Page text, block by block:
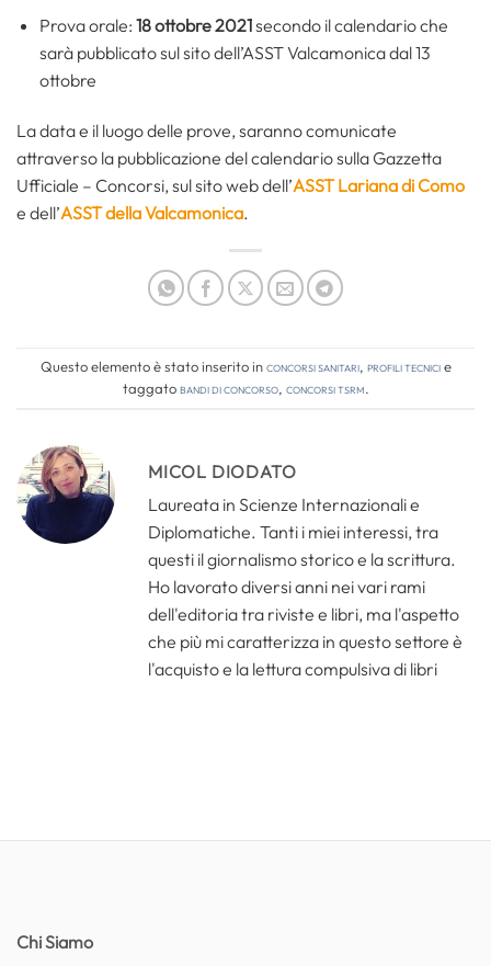
Prova orale: 18 ottobre 2021secondo il calendario che
sarà pubblicato sul sito dell’ASST Valcamonica dal 13
ottobre
La data e il luogo delle prove, saranno comunicate
attraverso la pubblicazione del calendario sulla Gazzetta
Ufficiale – Concorsi, sul sito web dell’ASST Lariana di Como
e dell’ASST della Valcamonica.
Questo elemento è stato inserito inConcorsi Sanitari, Profili tecnicie
taggatobandi di concorso, concorsi tsrm.
MICOL DIODATO
Laureata in Scienze Internazionali e
Diplomatiche. Tanti i miei interessi, tra
questi il giornalismo storico e la scrittura.
Ho lavorato diversi anni nei vari rami
dell'editoria tra riviste e libri, ma l'aspetto
che più mi caratterizza in questo settore è
l'acquisto e la lettura compulsiva di libri
Chi Siamo